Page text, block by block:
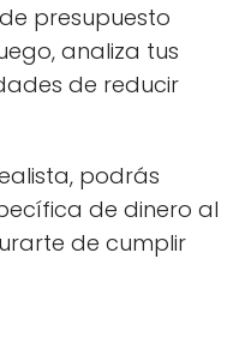
presupuesto
analiza tus
de reducir
podrás
de dinero al
de cumplir